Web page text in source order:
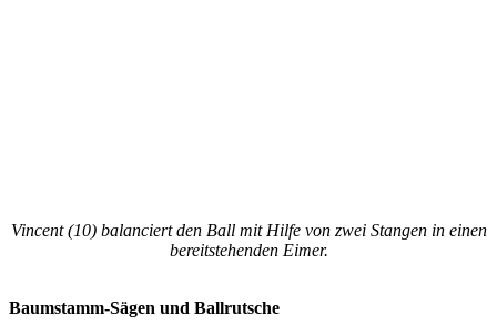
Vincent (10) balanciert den Ball mit Hilfe von zwei Stangen in einen
bereitstehenden Eimer.
Baumstamm-Sägen und Ballrutsche